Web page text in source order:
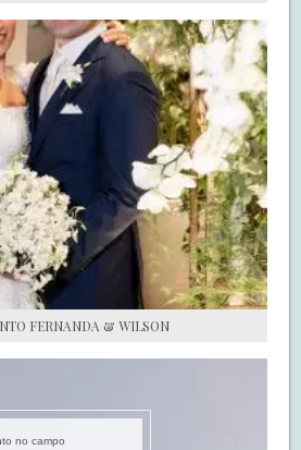
FERNANDA & WILSON
no campo